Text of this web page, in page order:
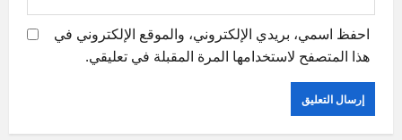
احفظ اسمي، بريدي الإلكتروني، والموقع الإلكتروني في
هذا المتصفح لاستخدامها المرة المقبلة في تعليقي.